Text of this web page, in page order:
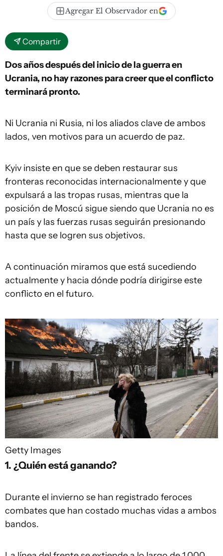
Agregar El Observador en
Compartir
Dos años después del inicio de la guerra en
Ucrania, no hay razones para creer que el conflicto
terminará pronto.
Ni Ucrania ni Rusia, ni los aliados clave de ambos
lados, ven motivos para un acuerdo de paz.
Kyiv insiste en que se deben restaurar sus
fronteras reconocidas internacionalmente y que
expulsará a las tropas rusas, mientras que la
posición de Moscú sigue siendo que Ucrania no es
un país y las fuerzas rusas seguirán presionando
hasta que se logren sus objetivos.
A continuación miramos que está sucediendo
actualmente y hacia dónde podría dirigirse este
conflicto en el futuro.
Getty Images
1. ¿Quién está ganando?
Durante el invierno se han registrado feroces
combates que han costado muchas vidas a ambos
bandos.